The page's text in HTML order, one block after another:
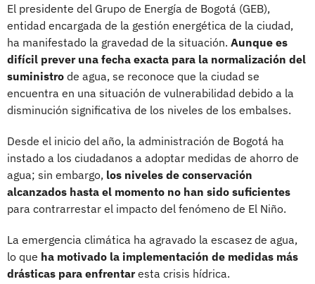
El presidente del Grupo de Energía de Bogotá (GEB),
entidad encargada de la gestión energética de la ciudad,
ha manifestado la gravedad de la situación. Aunque es
difícil prever una fecha exacta para la normalización del
suministro de agua, se reconoce que la ciudad se
encuentra en una situación de vulnerabilidad debido a la
disminución significativa de los niveles de los embalses.
Desde el inicio del año, la administración de Bogotá ha
instado a los ciudadanos a adoptar medidas de ahorro de
agua; sin embargo, los niveles de conservación
alcanzados hasta el momento no han sido suficientes
para contrarrestar el impacto del fenómeno de El Niño.
La emergencia climática ha agravado la escasez de agua,
lo que ha motivado la implementación de medidas más
drásticas para enfrentaresta crisis hídrica.